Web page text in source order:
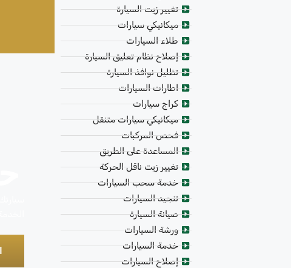
تغيير زيت السيارة
ميكانيكي سيارات
طلاء السيارات
إصلاح نظام تعليق السيارة
تظليل نوافذ السيارة
اطارات السيارات
كراج سيارات
ميكانيكي سيارات متنقل
فحص المركبات
المساعدة على الطريق
تغيير زيت ناقل الحركة
خدمة سحب السيارات
تنجيد السيارات
صيانة السيارة
ورشة السيارات
خدمة السيارات
إصلاح السيارات